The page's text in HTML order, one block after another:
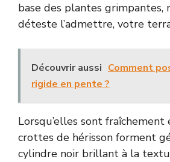
base des plantes grimpantes,
déteste l’admettre, votre
Découvrir aussi Comment
rigide en pente ?
Lorsqu’elles sont fraîchement
crottes de hérisson forment
cylindre noir brillant à la